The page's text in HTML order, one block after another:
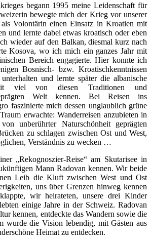
begann 1995 meine Leidenschaft für
bewegte mich der Krieg vor unserer
Volontärin einen Einsatz in Kroatien mit
und lernte dabei etwas kroatisch oder eben
wieder auf den Balkan, diesmal kurz nach
Kosova, wo ich mich ein ganzes Jahr mit
Bereich engagierte. Hier konnte ich
Bosnisch- bzw. Kroatischkenntnissen
und lernte später die albanische
viel von diesen Traditionen und
Welt kennen. Bei Reisen ins
faszinierte mich dessen unglaublich grüne
erwachte: Wanderreisen anzubieten in
unberührter Naturschönheit geprägten
zu schlagen zwischen Ost und West,
Verständnis zu wecken …
„Rekognoszier-Reise“ am Skutarisee in
Mann Radovan kennen. Wir beide
Leib die Kluft zwischen West und Ost
uns über Grenzen hinweg kennen
wir heirateten, unsere drei Kinder
einige Jahre in der Schweiz. Radovan
kennen, entdeckte das Wandern sowie die
wurde die Vision lebendig, mit Gästen aus
Heimat zu entdecken.